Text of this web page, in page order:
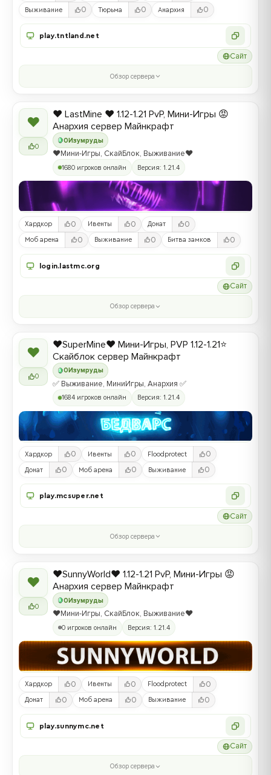
Выживание 0 Тюрьма 0 Анархия 0
play.tntland.net
Сайт
Обзор сервера
❤
0
0Изумруды
❤️ LastMine ❤️ 1.12-1.21 PvP, Мини-Игры 😡
Анархия сервер Майнкрафт
❤️Мини-Игры, СкайБлок, Выживание❤️
1680 игроков онлайн Версия: 1.21.4
Хардкор 0 Ивенты 0 Донат 0
Моб арена 0 Выживание 0 Битва замков 0
login.lastmc.org
Сайт
Обзор сервера
❤
0
0 Изумруды
❤️SuperMine❤️ Мини-Игры, PVP 1.12-1.21⭐
Скайблок сервер Майнкрафт
✅ Выживание, МиниИгры, Анархия ✅
1684 игроков онлайн Версия: 1.21.4
Хардкор 0 Ивенты 0 Floodprotect 0
Донат 0 Моб арена 0 Выживание 0
play.mcsuper.net
Сайт
Обзор сервера
❤
0
0Изумруды
❤️SunnyWorld❤️ 1.12-1.21 PvP, Мини-Игры 😡
Анархия сервер Майнкрафт
❤️Мини-Игры, СкайБлок, Выживание❤️
0 игроков онлайн Версия: 1.21.4
Хардкор 0 Ивенты 0 Floodprotect 0
Донат 0 Моб арена 0 Выживание 0
play.sunnymc.net
Сайт
Обзор сервера